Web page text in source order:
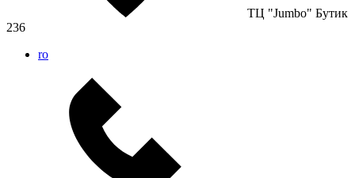
ТЦ "Jumbo" Бутик
236
ro